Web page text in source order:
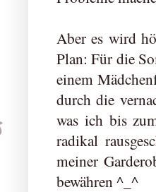
Aber es wird
Plan: Für die
einem
durch die
was ich bis
radikal
meiner
bewähren ^_^